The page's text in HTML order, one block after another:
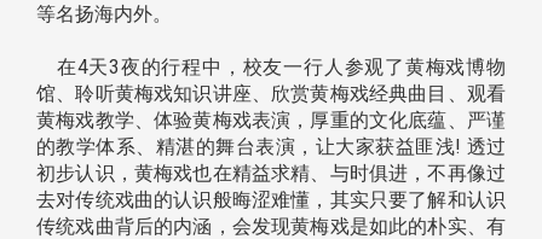
等名扬海内外。
在4天3夜的行程中，校友一行人参观了黄梅戏博物
馆、聆听黄梅戏知识讲座、欣赏黄梅戏经典曲目、观看
黄梅戏教学、体验黄梅戏表演，厚重的文化底蕴、严谨
的教学体系、精湛的舞台表演，让大家获益匪浅! 透过
初步认识，黄梅戏也在精益求精、与时俱进，不再像过
去对传统戏曲的认识般晦涩难懂，其实只要了解和认识
传统戏曲背后的内涵，会发现黄梅戏是如此的朴实、有